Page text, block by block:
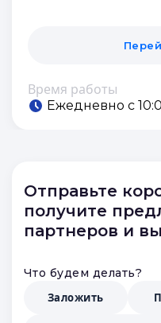
Время работы
Ежедневно с
Отправьте
получите
партнеров и
Что будем делать?
Заложить